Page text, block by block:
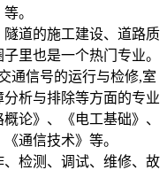
。
道的施工建设、道路质
里也是一个热门专业。
通信号的运行与检修,室
析与排除等方面的专业
论》、《电工基础》、
通信技术》等。
检测、调试、维修、故